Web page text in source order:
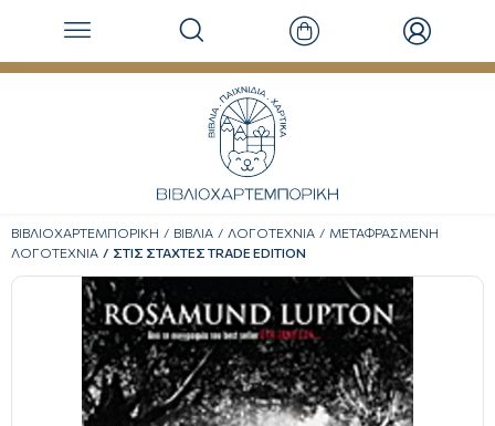
ΒΙΒΛΙΟΧΑΡΤΕΜΠΟΡΙΚΗ ΒΙΒΛΙΑ ΛΟΓΟΤΕΧΝΙΑ
ΜΕΤΑΦΡΑΣΜΕΝΗ
ΛΟΓΟΤΕΧΝΙΑ
ΣΤΙΣ ΣΤΑΧΤΕΣ TRADE EDITION